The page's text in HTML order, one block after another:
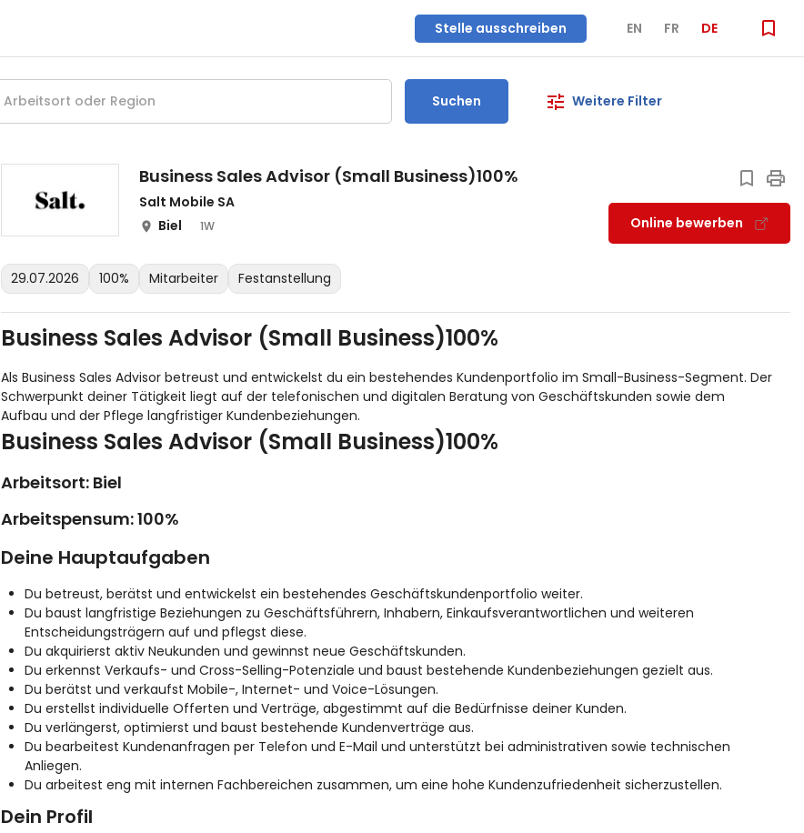
Stelle ausschreiben EN FR DE
Suchen Weitere Filter
Business Sales Advisor (Small Business)100%
Salt Mobile SA
Biel
1W Online bewerben
29.07.2026 100% Mitarbeiter Festanstellung
Business Sales Advisor (Small Business)100%
Als Business Sales Advisor betreust und entwickelst du ein bestehendes Kundenportfolio im Small-Business-Segment. Der
Schwerpunkt deiner Tätigkeit liegt auf der telefonischen und digitalen Beratung von Geschäftskunden sowie dem
Aufbau und der Pflege langfristiger Kundenbeziehungen.
Business Sales Advisor (Small Business)100%
Arbeitsort: Biel
Arbeitspensum: 100%
Deine Hauptaufgaben
Du betreust, berätst und entwickelst ein bestehendes Geschäftskundenportfolio weiter.
Du baust langfristige Beziehungen zu Geschäftsführern, Inhabern, Einkaufsverantwortlichen und weiteren
Entscheidungsträgern auf und pflegst diese.
Du akquirierst aktiv Neukunden und gewinnst neue Geschäftskunden.
Du erkennst Verkaufs- und Cross-Selling-Potenziale und baust bestehende Kundenbeziehungen gezielt aus.
Du berätst und verkaufst Mobile-, Internet- und Voice-Lösungen.
Du erstellst individuelle Offerten und Verträge, abgestimmt auf die Bedürfnisse deiner Kunden.
Du verlängerst, optimierst und baust bestehende Kundenverträge aus.
Du bearbeitest Kundenanfragen per Telefon und E-Mail und unterstützt bei administrativen sowie technischen
Anliegen.
Du arbeitest eng mit internen Fachbereichen zusammen, um eine hohe Kundenzufriedenheit sicherzustellen.
Dein Profil